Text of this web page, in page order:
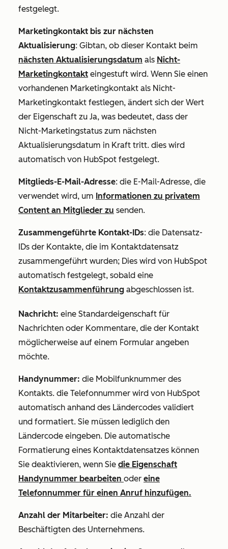
festgelegt.
Marketingkontakt bis zur nächsten
Aktualisierung: Gibtan, ob dieser Kontakt beim
nächsten Aktualisierungsdatum als Nicht-
Marketingkontakt eingestuft wird. Wenn Sie einen
vorhandenen Marketingkontakt als Nicht-
Marketingkontakt festlegen, ändert sich der Wert
der Eigenschaft zu Ja, was bedeutet, dass der
Nicht-Marketingstatus zum nächsten
Aktualisierungsdatum in Kraft tritt. dies wird
automatisch von HubSpot festgelegt.
Mitglieds-E-Mail-Adresse: die E-Mail-Adresse, die
verwendet wird, um Informationen zu privatem
Content an Mitglieder zu senden.
Zusammengeführte Kontakt-IDs: die Datensatz-
IDs der Kontakte, die im Kontaktdatensatz
zusammengeführt wurden; Dies wird von HubSpot
automatisch festgelegt, sobald eine
Kontaktzusammenführung abgeschlossen ist.
Nachricht: eine Standardeigenschaft für
Nachrichten oder Kommentare, die der Kontakt
möglicherweise auf einem Formular angeben
möchte.
Handynummer: die Mobilfunknummer des
Kontakts. die Telefonnummer wird von HubSpot
automatisch anhand des Ländercodes validiert
und formatiert. Sie müssen lediglich den
Ländercode eingeben. Die automatische
Formatierung eines Kontaktdatensatzes können
Sie deaktivieren, wenn Sie die Eigenschaft
Handynummer bearbeiten oder eine
Telefonnummer für einen Anruf hinzufügen.
Anzahl der Mitarbeiter: die Anzahl der
Beschäftigten des Unternehmens.